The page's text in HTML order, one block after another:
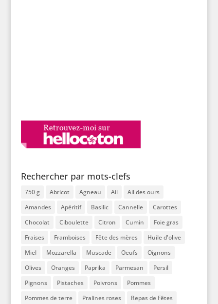
Rechercher par mots-clefs
750 g Abricot Agneau Ail
Ail des ours
Amandes
Apéritif Basilic Cannelle
Carottes
Chocolat
Ciboulette Citron Cumin
Foie gras
Fraises
Framboises Fête des mères
Huile d'olive
Miel
Mozzarella Muscade Oeufs
Oignons
Olives
Oranges Paprika Parmesan
Persil
Pignons
Pistaches Poivrons
Pommes
Pommes de terre
Pralines roses
Repas de Fêtes